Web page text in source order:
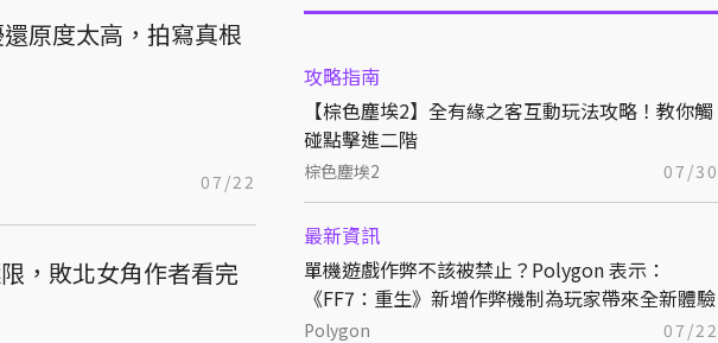
攻略指南
【棕色塵埃2】全有緣之客互動玩法攻略！教你觸
碰點擊進二階
棕色塵埃2 07/30
最新資訊
單機遊戲作弊不該被禁止？Polygon 表示：
《FF7：重生》新增作弊機制為玩家帶來全新體驗
Polygon 07/22
原度太高，拍寫真根
07/22
，敗北女角作者看完